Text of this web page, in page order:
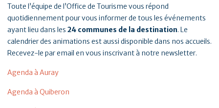
Toute l’équipe de l’Office de Tourisme vous répond
quotidiennement pour vous informer de tous les événements
ayant lieu dans les 24 communes de la destination. Le
calendrier des animations est aussi disponible dans nos accueils.
Recevez-le par email en vous inscrivant à notre newsletter.
Agenda à Auray
Agenda à Quiberon